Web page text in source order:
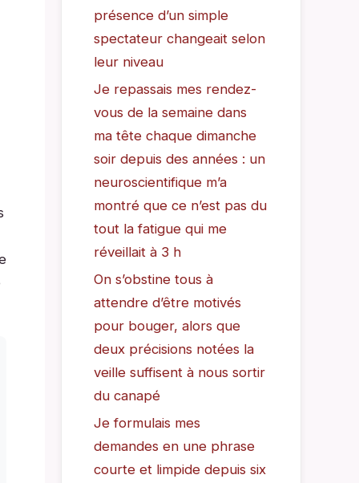
présence d’un simple
spectateur changeait selon
leur niveau
Je repassais mes rendez-
vous de la semaine dans
ma tête chaque dimanche
soir depuis des années : un
neuroscientifique m’a
montré que ce n’est pas du
tout la fatigue qui me
réveillait à 3 h
On s’obstine tous à
attendre d’être motivés
pour bouger, alors que
deux précisions notées la
veille suffisent à nous sortir
du canapé
Je formulais mes
demandes en une phrase
courte et limpide depuis six